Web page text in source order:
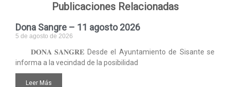
Publicaciones Relacionadas
Dona Sangre – 11 agosto 2026
5 de agosto de 2026
𝐃𝐎𝐍𝐀 𝐒𝐀𝐍𝐆𝐑𝐄 Desde el Ayuntamiento de Sisante se
informa a la vecindad de la posibilidad
Leer Más